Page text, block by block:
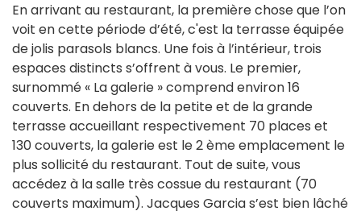
En arrivant au restaurant, la première chose que l’on
voit en cette période d’été, c'est la terrasse équipée
de jolis parasols blancs. Une fois à l’intérieur, trois
espaces distincts s’offrent à vous. Le premier,
surnommé « La galerie » comprend environ 16
couverts. En dehors de la petite et de la grande
terrasse accueillant respectivement 70 places et
130 couverts, la galerie est le 2 ème emplacement le
plus sollicité du restaurant. Tout de suite, vous
accédez à la salle très cossue du restaurant (70
couverts maximum). Jacques Garcia s’est bien lâché